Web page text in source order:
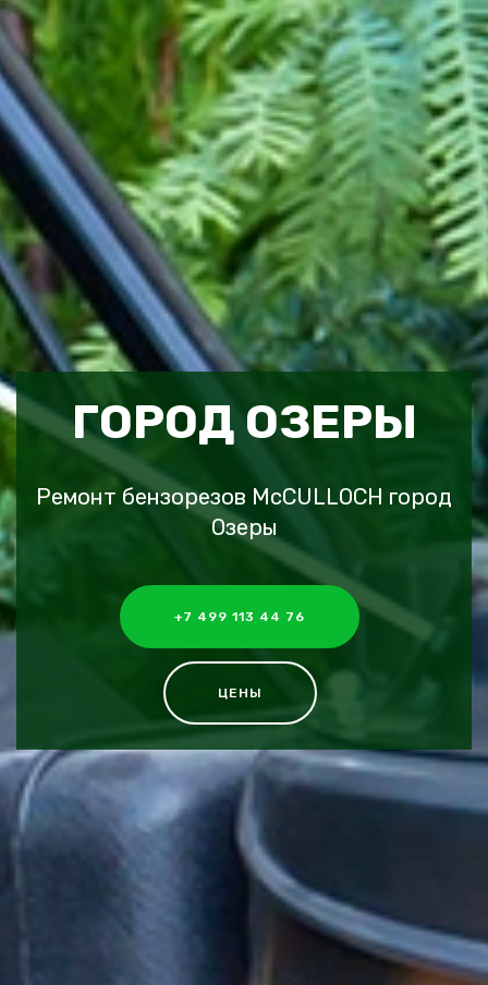
ГОРОД ОЗЕРЫ
Ремонт бензорезов McCULLOCH город
Озеры
+7 499 113 44 76
ЦЕНЫ